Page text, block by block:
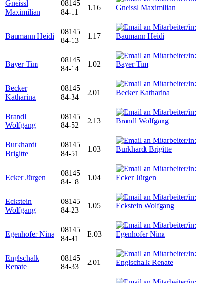
Gneissl
Maximilian
08145
84-11
1.16
Baumann Heidi
08145
84-13
1.17
Bayer Tim
08145
84-14
1.02
Becker
Katharina
08145
84-34
2.01
Brandl
Wolfgang
08145
84-52
2.13
Burkhardt
Brigitte
08145
84-51
1.03
Ecker Jürgen
08145
84-18
1.04
Eckstein
Wolfgang
08145
84-23
1.05
Egenhofer Nina
08145
84-41
E.03
Englschalk
Renate
08145
84-33
2.01